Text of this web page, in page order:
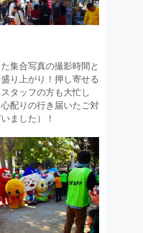
集合写真の撮影時間と
り上がり！押し寄せる
タッフの方も大忙し
心配りの行き届いたご対
ました）！